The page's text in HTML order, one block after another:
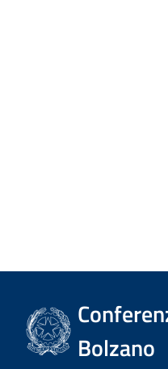
Bolzano